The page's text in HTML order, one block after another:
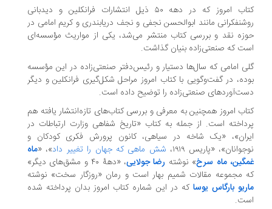
کتاب امروز که در دهه ۵۰ ذیل انتشارات فرانکلین و دیدبانی
روشنفکرانی مانند ابوالحسن نجفی و نجف دریابندری و کریم امامی در
حوزه نقد و بررسی کتاب منتشر می‌شد، یکی از مواریث مؤسسه‌ای
است که صنعتی‌زاده بنیان‌ گذاشت.
گلی امامی که سال‌ها دستیار و رئیس‌دفتر صنعتی‌زاده در این مؤسسه
بوده، در گفت‌وگویی با کتاب امروز مراحل شکل‌گیری فرانکلین و دیگر
دست‌آوردهای صنعتی‌زاده را توضیح داده است.
کتاب امروز همچنین به معرفی و بررسی کتاب‌های تازه‌انتشار یافته هم
پرداخته است. از جمله به کتاب «تاریخ شفاهی وزارت ارتباطات در
ایران»، «یک شاخه در سیاهی، کانون پرورش فکری کودکان و
نوجوانان»، «پاریس ۱۹۱۹،
شش ماهی که جهان را تغییر داد»، «ماه
غمگین، ماه سرخ» نوشته رضا جولایی
، «دههٔ ۴۰ و مشق‌های دیگر»
که مجموعه مقالات شمیم بهار است و رمان «روزگار سخت» نوشته
ماریو بارگاس یوساکه در این شماره کتاب امروز بدان پرداخته شده
است.